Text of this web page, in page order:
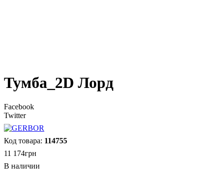
Тумба_2D Лорд
Facebook
Twitter
114755
11 174грн